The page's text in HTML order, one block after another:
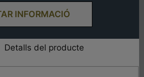
INFORMACIÓ
Detalls del producte